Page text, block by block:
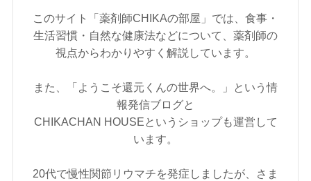
このサイト「薬剤師CHIKAの部屋」では、食事・
生活習慣・自然な健康法などについて、薬剤師の
視点からわかりやすく解説しています。
また、「ようこそ還元くんの世界へ。」という情
報発信ブログと
CHIKACHAN HOUSEというショップも運営して
います。
20代で慢性関節リウマチを発症しましたが、さま